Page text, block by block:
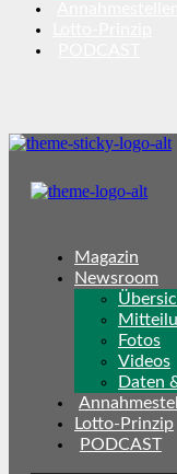
Magazin
Newsroom
Fotos
Videos
Daten
Lotto-Prinzip
PODCAST